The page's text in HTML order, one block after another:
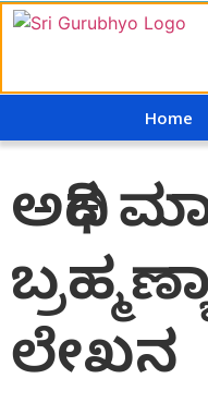
Home
ಅಧಿಕ
ಲೇಖನ